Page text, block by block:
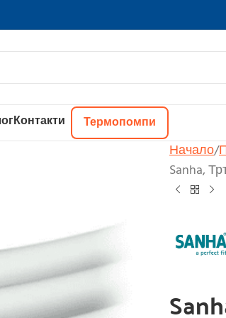
Контакти Термопомпи
Начало
Sanha,